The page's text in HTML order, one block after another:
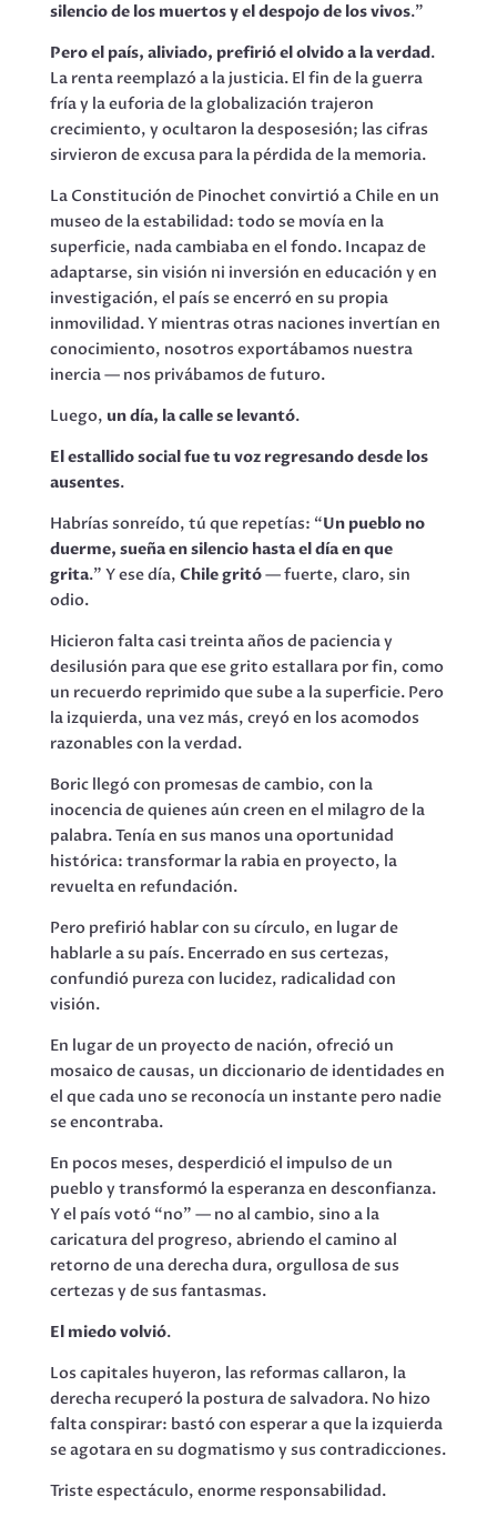
silencio de los muertos y el despojo de los vivos.”
Pero el país, aliviado, prefirió el olvido a la verdad.
La renta reemplazó a la justicia. El fin de la guerra
fría y la euforia de la globalización trajeron
crecimiento, y ocultaron la desposesión; las cifras
sirvieron de excusa para la pérdida de la memoria.
La Constitución de Pinochet convirtió a Chile en un
museo de la estabilidad: todo se movía en la
superficie, nada cambiaba en el fondo. Incapaz de
adaptarse, sin visión ni inversión en educación y en
investigación, el país se encerró en su propia
inmovilidad. Y mientras otras naciones invertían en
conocimiento, nosotros exportábamos nuestra
inercia — nos privábamos de futuro.
Luego, un día, la calle se levantó.
El estallido social fue tu voz regresando desde los
ausentes.
Habrías sonreído, tú que repetías: “Un pueblo no
duerme, sueña en silencio hasta el día en que
grita.” Y ese día, Chile gritó— fuerte, claro, sin
odio.
Hicieron falta casi treinta años de paciencia y
desilusión para que ese grito estallara por fin, como
un recuerdo reprimido que sube a la superficie. Pero
la izquierda, una vez más, creyó en los acomodos
razonables con la verdad.
Boric llegó con promesas de cambio, con la
inocencia de quienes aún creen en el milagro de la
palabra. Tenía en sus manos una oportunidad
histórica: transformar la rabia en proyecto, la
revuelta en refundación.
Pero prefirió hablar con su círculo, en lugar de
hablarle a su país. Encerrado en sus certezas,
confundió pureza con lucidez, radicalidad con
visión.
En lugar de un proyecto de nación, ofreció un
mosaico de causas, un diccionario de identidades en
el que cada uno se reconocía un instante pero nadie
se encontraba.
En pocos meses, desperdició el impulso de un
pueblo y transformó la esperanza en desconfianza.
Y el país votó “no” — no al cambio, sino a la
caricatura del progreso, abriendo el camino al
retorno de una derecha dura, orgullosa de sus
certezas y de sus fantasmas.
El miedo volvió.
Los capitales huyeron, las reformas callaron, la
derecha recuperó la postura de salvadora. No hizo
falta conspirar: bastó con esperar a que la izquierda
se agotara en su dogmatismo y sus contradicciones.
Triste espectáculo, enorme responsabilidad.